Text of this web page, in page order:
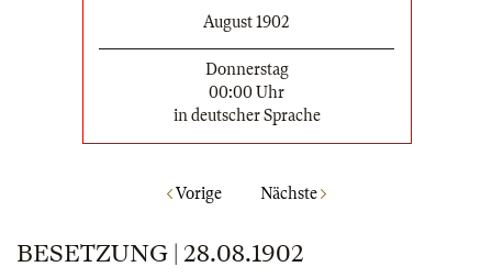
August 1902
Donnerstag
00:00 Uhr
in deutscher Sprache
Vorige Nächste
BESETZUNG | 28.08.1902